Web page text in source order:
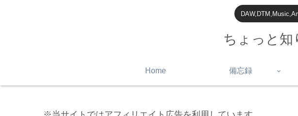
ちょっと知
Home 備忘録